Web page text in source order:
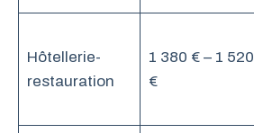
Hôtellerie-
restauration
1 380 € – 1 520
€